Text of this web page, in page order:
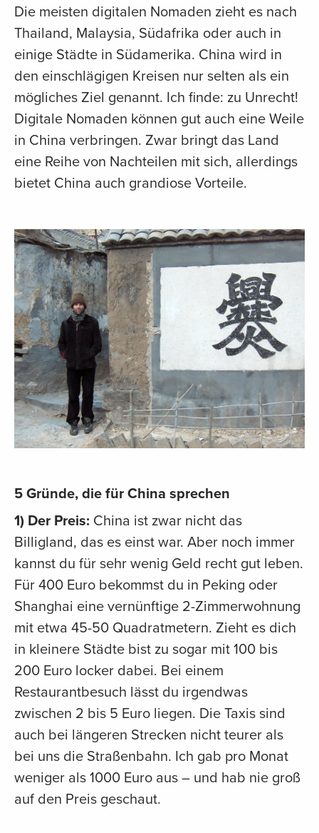
Die meisten digitalen Nomaden zieht es nach
Thailand, Malaysia, Südafrika oder auch in
einige Städte in Südamerika. China wird in
den einschlägigen Kreisen nur selten als ein
mögliches Ziel genannt. Ich finde: zu Unrecht!
Digitale Nomaden können gut auch eine Weile
in China verbringen. Zwar bringt das Land
eine Reihe von Nachteilen mit sich, allerdings
bietet China auch grandiose Vorteile.
5 Gründe, die für China sprechen
1) Der Preis: China ist zwar nicht das
Billigland, das es einst war. Aber noch immer
kannst du für sehr wenig Geld recht gut leben.
Für 400 Euro bekommst du in Peking oder
Shanghai eine vernünftige 2-Zimmerwohnung
mit etwa 45-50 Quadratmetern. Zieht es dich
in kleinere Städte bist zu sogar mit 100 bis
200 Euro locker dabei. Bei einem
Restaurantbesuch lässt du irgendwas
zwischen 2 bis 5 Euro liegen. Die Taxis sind
auch bei längeren Strecken nicht teurer als
bei uns die Straßenbahn. Ich gab pro Monat
weniger als 1000 Euro aus – und hab nie groß
auf den Preis geschaut.